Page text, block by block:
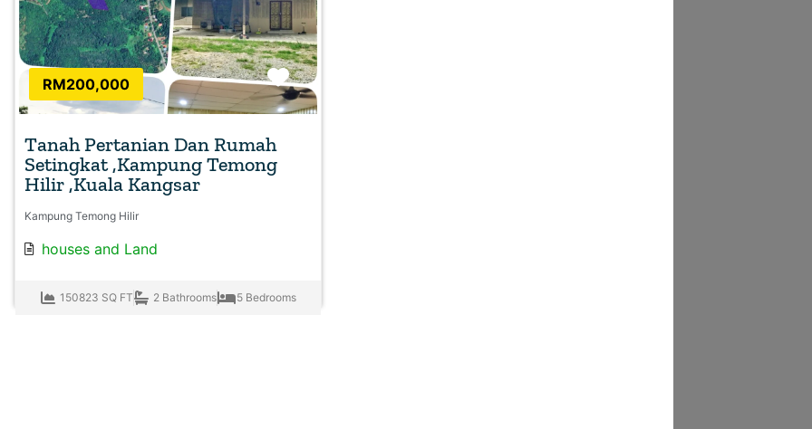
RM200,000 Favorite
Tanah Pertanian Dan Rumah
Setingkat ,Kampung Temong
Hilir ,Kuala Kangsar
Kampung Temong Hilir
houses and Land
150823 SQ FT 2 Bathrooms 5 Bedrooms